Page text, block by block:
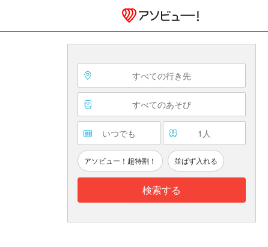
すべての行き先
すべてのあそび
いつでも 1 人
アソビュー！超特割！ 並ばず入れる
検索する